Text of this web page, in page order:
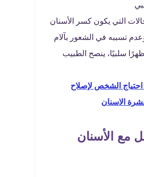
التي يكون كسر الأسنان
تسببه في الشعور بآلام
سلبيًا، ينصح الطبيب
الشخص لإصلاح
الاسنان
مع الأسنان